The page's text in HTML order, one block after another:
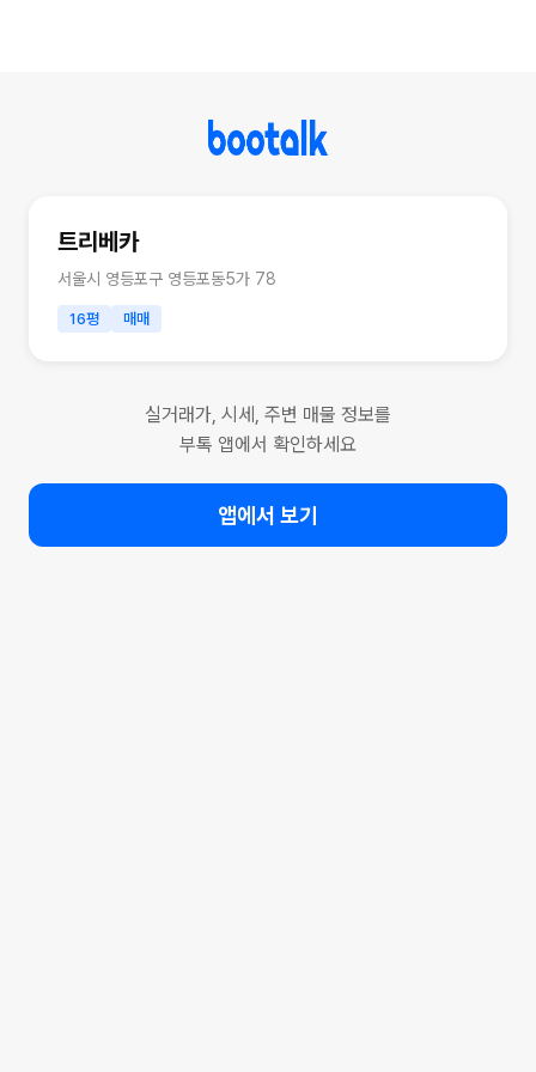
트리베카
서울시 영등포구 영등포동5가 78
16평 매매
실거래가, 시세, 주변 매물 정보를
부톡 앱에서 확인하세요
앱에서 보기